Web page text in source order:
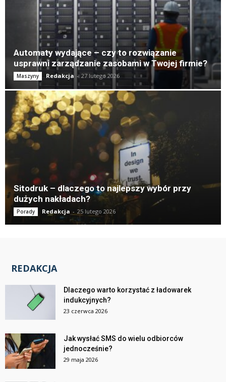
Automaty wydające – czy to rozwiązanie
usprawni zarządzanie zasobami w Twojej firmie?
Maszyny Redakcja - 27 lutego 2026
Sitodruk – dlaczego to najlepszy wybór przy
dużych nakładach?
Porady Redakcja - 25 lutego 2026
REDAKCJA
Dlaczego warto korzystać z ładowarek
indukcyjnych?
23 czerwca 2026
Jak wysłać SMS do wielu odbiorców
jednocześnie?
29 maja 2026